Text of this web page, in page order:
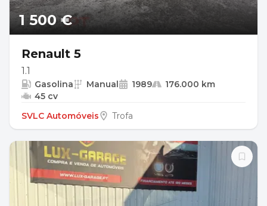
1 500 €
Renault 5
1.1
Gasolina Manual 1989
176.000 km
45 cv
SVLC Automóveis
Trofa